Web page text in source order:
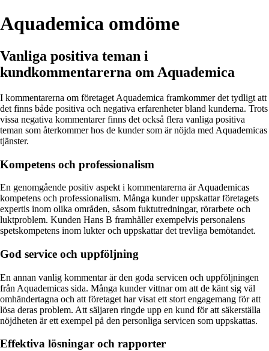
Aquademica omdöme
Vanliga positiva teman i
kundkommentarerna om Aquademica
I kommentarerna om företaget Aquademica framkommer det tydligt att
det finns både positiva och negativa erfarenheter bland kunderna. Trots
vissa negativa kommentarer finns det också flera vanliga positiva
teman som återkommer hos de kunder som är nöjda med Aquademicas
tjänster.
Kompetens och professionalism
En genomgående positiv aspekt i kommentarerna är Aquademicas
kompetens och professionalism. Många kunder uppskattar företagets
expertis inom olika områden, såsom fuktutredningar, rörarbete och
luktproblem. Kunden Hans B framhåller exempelvis personalens
spetskompetens inom lukter och uppskattar det trevliga bemötandet.
God service och uppföljning
En annan vanlig kommentar är den goda servicen och uppföljningen
från Aquademicas sida. Många kunder vittnar om att de känt sig väl
omhändertagna och att företaget har visat ett stort engagemang för att
lösa deras problem. Att säljaren ringde upp en kund för att säkerställa
nöjdheten är ett exempel på den personliga servicen som uppskattas.
Effektiva lösningar och rapporter